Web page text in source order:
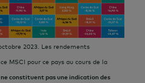
2023. Les rendements
MSCI pour ce pays au cours de la
constituent pas une indication des